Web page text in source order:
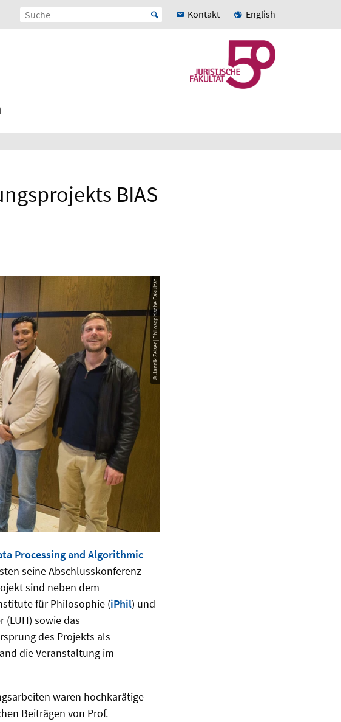
Kontakt English
BIAS
© Jannik Zeiser | Philosophische Fakultät
Processing and Algorithmic
seine Abschlusskonferenz
sind neben dem
für Philosophie (iPhil) und
(LUH) sowie das
des Projekts als
die Veranstaltung im
waren hochkarätige
Beiträgen von Prof.